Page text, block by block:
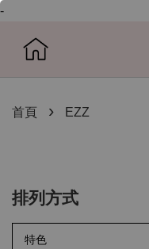
-
首頁 › EZZ
排列方式